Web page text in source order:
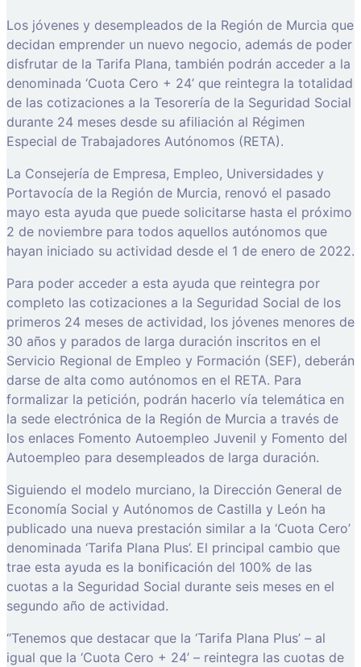
Los jóvenes y desempleados de la Región de Murcia que
decidan emprender un nuevo negocio, además de poder
disfrutar de la Tarifa Plana, también podrán acceder a la
denominada ‘Cuota Cero + 24’ que reintegra la totalidad
de las cotizaciones a la Tesorería de la Seguridad Social
durante 24 meses desde su afiliación al Régimen
Especial de Trabajadores Autónomos (RETA).
La Consejería de Empresa, Empleo, Universidades y
Portavocía de la Región de Murcia, renovó el pasado
mayo esta ayuda que puede solicitarse hasta el próximo
2 de noviembre para todos aquellos autónomos que
hayan iniciado su actividad desde el 1 de enero de 2022.
Para poder acceder a esta ayuda que reintegra por
completo las cotizaciones a la Seguridad Social de los
primeros 24 meses de actividad, los jóvenes menores de
30 años y parados de larga duración inscritos en el
Servicio Regional de Empleo y Formación (SEF), deberán
darse de alta como autónomos en el RETA. Para
formalizar la petición, podrán hacerlo vía telemática en
la sede electrónica de la Región de Murcia a través de
los enlaces Fomento Autoempleo Juvenil y Fomento del
Autoempleo para desempleados de larga duración.
Siguiendo el modelo murciano, la Dirección General de
Economía Social y Autónomos de Castilla y León ha
publicado una nueva prestación similar a la ‘Cuota Cero’
denominada ‘Tarifa Plana Plus’. El principal cambio que
trae esta ayuda es la bonificación del 100% de las
cuotas a la Seguridad Social durante seis meses en el
segundo año de actividad.
“Tenemos que destacar que la ‘Tarifa Plana Plus’ – al
igual que la ‘Cuota Cero + 24’ – reintegra las cuotas de